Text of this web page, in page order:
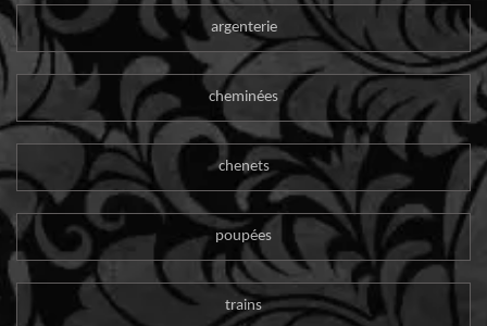
argenterie
cheminées
chenets
poupées
trains